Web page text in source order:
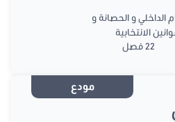
الداخلي و الحصانة و
الانتخابية
22 فصل
مودع